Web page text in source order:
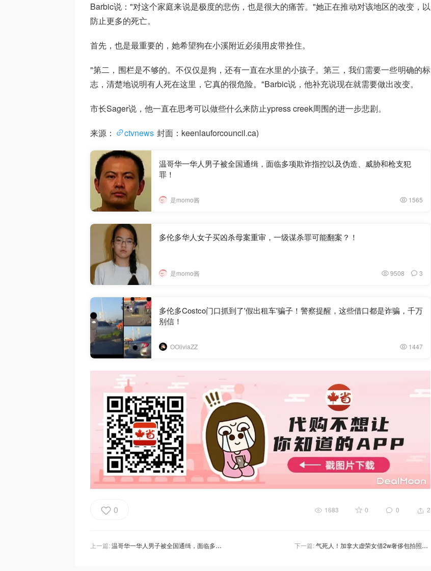
Barbic说："对这个家庭来说是极度的悲伤，也是很大的痛苦。"她正在推动对该地区的改变，以
防止更多的死亡。
首先，也是最重要的，她希望狗在小溪附近必须用皮带拴住。
"第二，围栏是不够的。不仅仅是狗，还有一直在水里的小孩子。第三，我们需要一些明确的标
志，清楚地说明有人死在这里，它真的很危险。"Barbic说，他补充说现在就需要做出改变。
市长Sager说，他一直在思考可以做些什么来防止ypress creek周围的进一步悲剧。
来源： ctvnews 封面：keenlauforcouncil.ca)
温哥华一华人男子被全国通缉，面临多项欺诈指控以及伪造、威胁和枪支犯
罪！
是momo酱 1565
多伦多华人女子买凶杀母案重审，一级谋杀罪可能翻案？！
是momo酱 9508 3
多伦多Costco门口抓到了'假出租车'骗子！警察提醒，这些借口都是诈骗，千万
别信！
OOliviaZZ 1447
0 1683 0 0 2
上一篇:温哥华一华人男子被全国通缉，面临多项欺诈指控以及伪造、威胁和枪支犯罪！ 下一篇:气死人！加拿大虚荣女借2w奢侈包拍照弄坏后，法庭却说…